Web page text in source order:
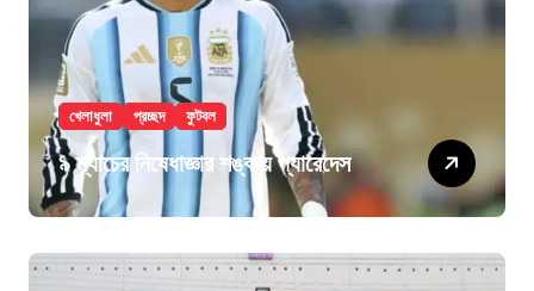
খেলাধুলা প্রচ্ছদ ফুটবল
৯ ম্যাচের নিষেধাজ্ঞার শঙ্কায় প্যারেদেস